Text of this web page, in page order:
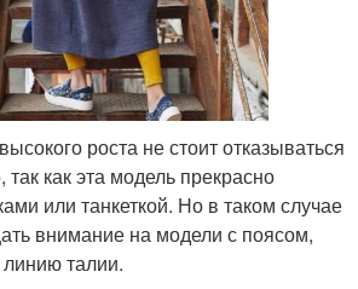
роста не стоит отказываться
так как эта модель прекрасно
или танкеткой. Но в таком случае
внимание на модели с поясом,
талии.